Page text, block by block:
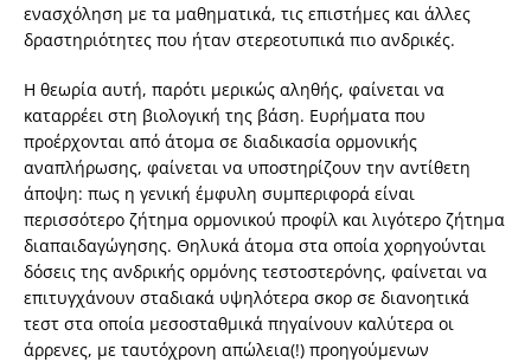
ενασχόληση με τα μαθηματικά, τις επιστήμες και άλλες
δραστηριότητες που ήταν στερεοτυπικά πιο ανδρικές.
Η θεωρία αυτή, παρότι μερικώς αληθής, φαίνεται να
καταρρέει στη βιολογική της βάση. Ευρήματα που
προέρχονται από άτομα σε διαδικασία ορμονικής
αναπλήρωσης, φαίνεται να υποστηρίζουν την αντίθετη
άποψη: πως η γενική έμφυλη συμπεριφορά είναι
περισσότερο ζήτημα ορμονικού προφίλ και λιγότερο ζήτημα
διαπαιδαγώγησης. Θηλυκά άτομα στα οποία χορηγούνται
δόσεις της ανδρικής ορμόνης τεστοστερόνης, φαίνεται να
επιτυγχάνουν σταδιακά υψηλότερα σκορ σε διανοητικά
τεστ στα οποία μεσοσταθμικά πηγαίνουν καλύτερα οι
άρρενες, με ταυτόχρονη απώλεια(!) προηγούμενων